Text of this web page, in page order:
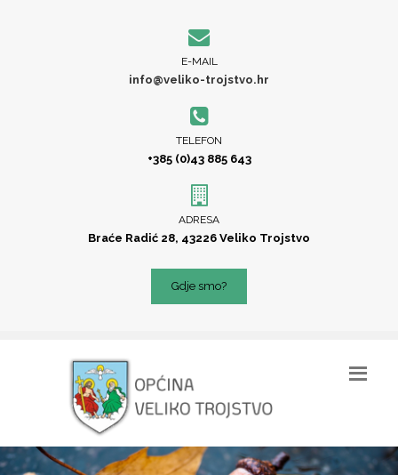
E-MAIL
info@veliko-trojstvo.hr
TELEFON
+385 (0)43 885 643
ADRESA
Braće Radić 28, 43226 Veliko Trojstvo
Gdje smo?